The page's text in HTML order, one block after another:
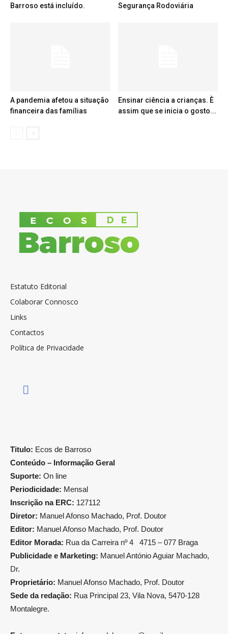
Barroso está incluído.
Segurança Rodoviária
A pandemia afetou a situação
financeira das famílias
Ensinar ciência a crianças. È
assim que se inicia o gosto...
Estatuto Editorial
Colaborar Connosco
Links
Contactos
Política de Privacidade
Titulo: Ecos de Barroso
Conteúdo – Informação Geral
Suporte: On line
Periodicidade: Mensal
Inscrição na ERC: 127112
Diretor: Manuel Afonso Machado, Prof. Doutor
Editor: Manuel Afonso Machado, Prof. Doutor
Editor Morada: Rua da Carreira nº 4 4715 – 077 Braga
Publicidade e Marketing: Manuel António Aguiar Machado,
Dr.
Proprietário: Manuel Afonso Machado, Prof. Doutor
Sede da redação: Rua Principal 23, Vila Nova, 5470-128
Montalegre.